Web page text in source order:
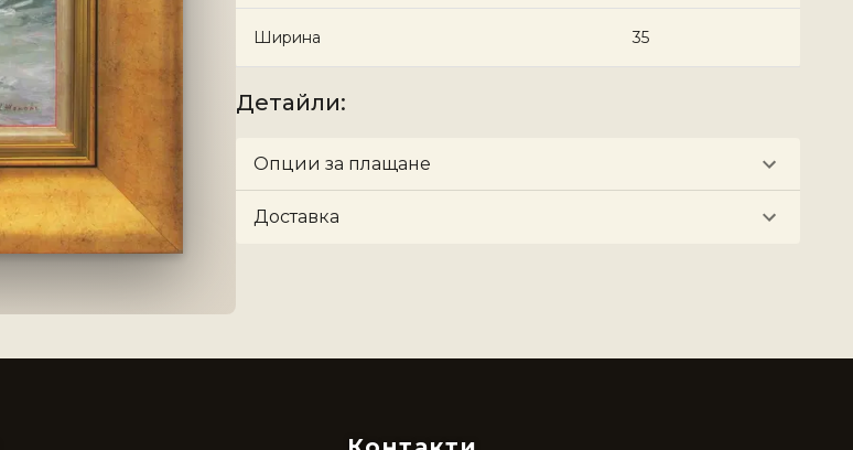
Ширина 35
Детайли:
Опции за плащане
Доставка